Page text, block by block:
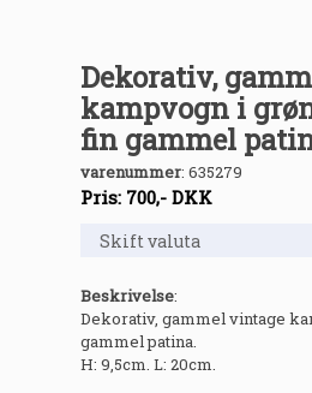
Dekorativ,
kampvogn i
fin gammel
varenummer: 635279
Pris: 700,- DKK
Beskrivelse:
Dekorativ, gammel vintage
gammel patina.
H: 9,5cm. L: 20cm.